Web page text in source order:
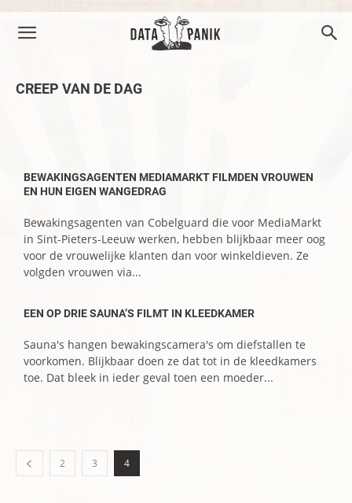
CREEP VAN DE DAG
BEWAKINGSAGENTEN MEDIAMARKT FILMDEN VROUWEN
EN HUN EIGEN WANGEDRAG
Bewakingsagenten van Cobelguard die voor MediaMarkt
in Sint-Pieters-Leeuw werken, hebben blijkbaar meer oog
voor de vrouwelijke klanten dan voor winkeldieven. Ze
volgden vrouwen via...
EEN OP DRIE SAUNA’S FILMT IN KLEEDKAMER
Sauna's hangen bewakingscamera's om diefstallen te
voorkomen. Blijkbaar doen ze dat tot in de kleedkamers
toe. Dat bleek in ieder geval toen een moeder...
2 3 4